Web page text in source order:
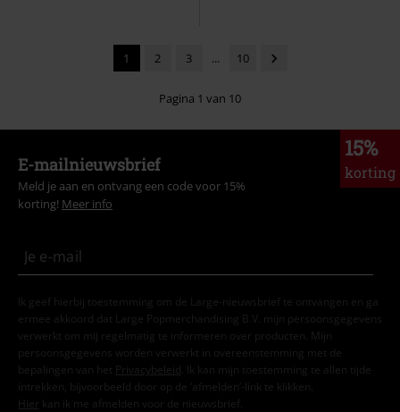
1 2 3 ... 10
Pagina 1 van 10
15%
korting
E-mailnieuwsbrief
Meld je aan en ontvang een code voor 15%
korting! Meer info
Ik geef hierbij toestemming om de Large-nieuwsbrief te ontvangen en ga
ermee akkoord dat Large Popmerchandising B.V. mijn persoonsgegevens
verwerkt om mij regelmatig te informeren over producten. Mijn
persoonsgegevens worden verwerkt in overeenstemming met de
bepalingen van het
Privacybeleid . Ik kan mijn toestemming te allen tijde
intrekken, bijvoorbeeld door op de ‘afmelden’-link te klikken.
Hier kan ik me afmelden voor de nieuwsbrief.